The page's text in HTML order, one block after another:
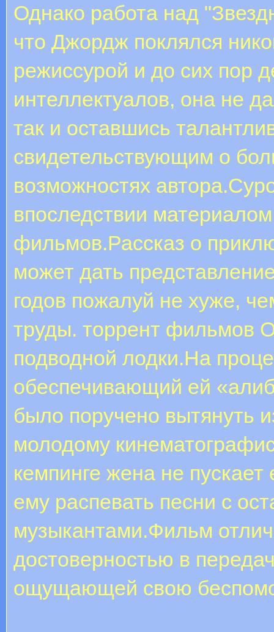
Однако работа над
что Джордж поклялся
режиссурой и до сих пор
интеллектуалов, она не
так и оставшись
свидетельствующим о
возможностях
впоследствии
фильмов.Рассказ о
может дать
годов пожалуй не хуже,
труды. торрент фильмов
подводной лодки.На
обеспечивающий ей
было поручено вытянуть
молодому
кемпинге жена не
ему распевать песни с
музыкантами.Фильм
достоверностью в
ощущающей свою